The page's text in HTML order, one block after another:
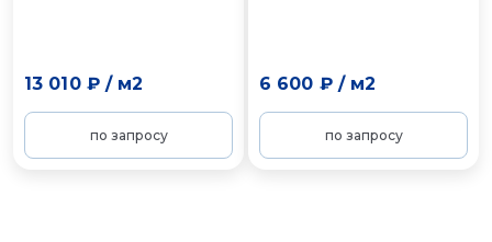
13 010 ₽/ м2
по запросу
6 600 ₽/ м2
по запросу